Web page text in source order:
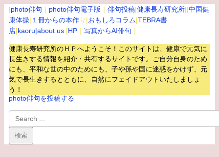
|photo俳句 ｜ photo俳句電子版 ｜ 俳句投稿|健康長寿研究所||中国健
康体操| １冊からの本作り|おもしろコラム|TEBRA書
店|kaoru|about us |HP ｜ 写真からAI俳句 ｜
健康長寿研究所のＨＰへようこそ！このサイトは、健康で元気に
長生きする情報を紹介・共有するサイトです。 ご自分自身のため
にも、平和な世の中のためにも、子や孫や国に迷惑をかけず、元
気で長生きするとともに、自然にフェイドアウトいたしましょ
う！
photo俳句を投稿する